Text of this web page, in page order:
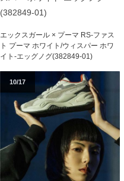
エックスガール × プーマ RS-ファス
ト プーマ ホワイト/ウィスパー ホワ
イト-エッグノグ(382849-01)
10/17